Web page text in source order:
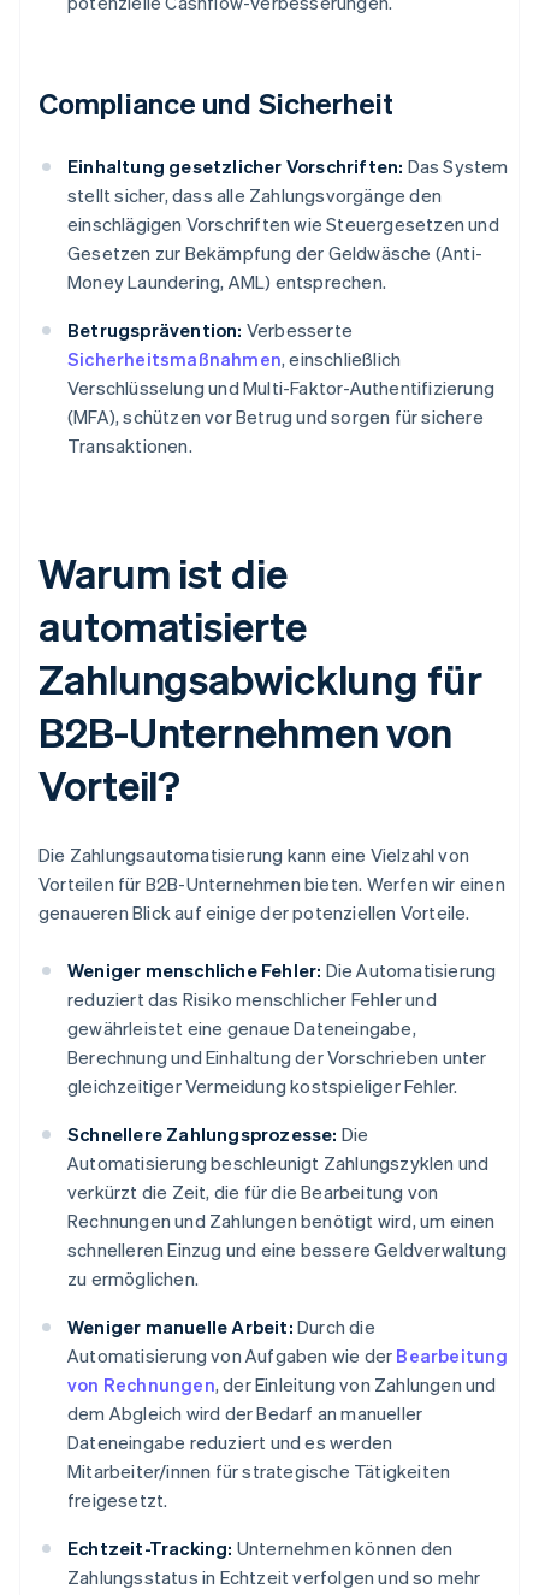
Compliance und Sicherheit
Einhaltung gesetzlicher Vorschriften: Das System
stellt sicher, dass alle Zahlungsvorgänge den
einschlägigen Vorschriften wie Steuergesetzen und
Gesetzen zur Bekämpfung der Geldwäsche (Anti-
Money Laundering, AML) entsprechen.
Betrugsprävention: Verbesserte
Sicherheitsmaßnahmen, einschließlich
Verschlüsselung und Multi-Faktor-Authentifizierung
(MFA), schützen vor Betrug und sorgen für sichere
Transaktionen.
Warum ist die
automatisierte
Zahlungsabwicklung für
B2B-Unternehmen von
Vorteil?
Die Zahlungsautomatisierung kann eine Vielzahl von
Vorteilen für B2B-Unternehmen bieten. Werfen wir einen
genaueren Blick auf einige der potenziellen Vorteile.
Weniger menschliche Fehler: Die Automatisierung
reduziert das Risiko menschlicher Fehler und
gewährleistet eine genaue Dateneingabe,
Berechnung und Einhaltung der Vorschrieben unter
gleichzeitiger Vermeidung kostspieliger Fehler.
Schnellere Zahlungsprozesse: Die
Automatisierung beschleunigt Zahlungszyklen und
verkürzt die Zeit, die für die Bearbeitung von
Rechnungen und Zahlungen benötigt wird, um einen
schnelleren Einzug und eine bessere Geldverwaltung
zu ermöglichen.
Weniger manuelle Arbeit: Durch die
Automatisierung von Aufgaben wie der Bearbeitung
von Rechnungen, der Einleitung von Zahlungen und
dem Abgleich wird der Bedarf an manueller
Dateneingabe reduziert und es werden
Mitarbeiter/innen für strategische Tätigkeiten
freigesetzt.
Echtzeit-Tracking: Unternehmen können den
Zahlungsstatus in Echtzeit verfolgen und so mehr